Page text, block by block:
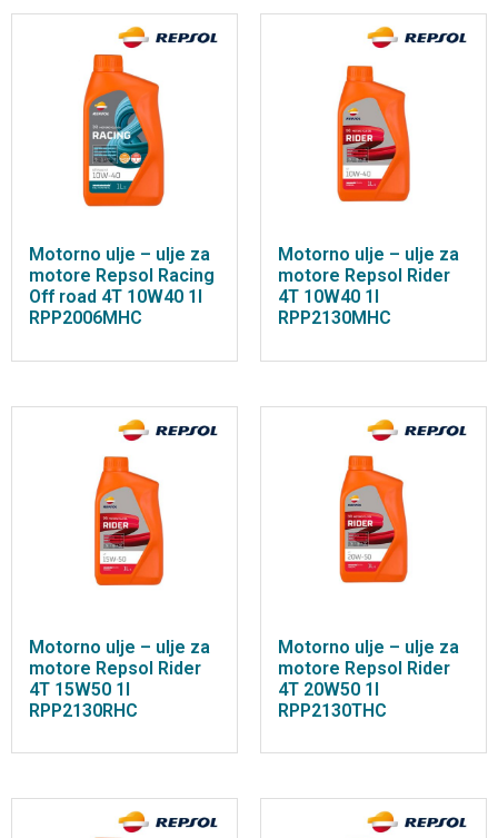
Motorno ulje – ulje za
motore Repsol Racing
Off road 4T 10W40 1l
RPP2006MHC
Motorno ulje – ulje za
motore Repsol Rider
4T 10W40 1l
RPP2130MHC
Motorno ulje – ulje za
motore Repsol Rider
4T 15W50 1l
RPP2130RHC
Motorno ulje – ulje za
motore Repsol Rider
4T 20W50 1l
RPP2130THC